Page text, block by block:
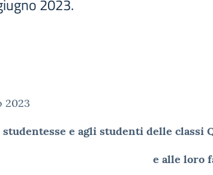
2023.
2023
e agli studenti delle classi
e alle loro